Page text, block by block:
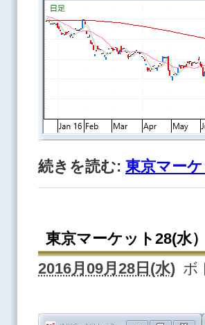
続きを読む: 東京マーケ
東京マーケット28(水）
2016月09月28日(水) ボ